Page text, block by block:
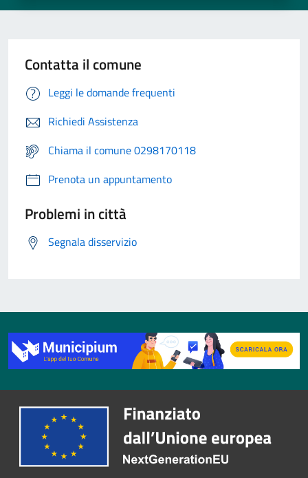
Contatta il comune
Leggi le domande frequenti
Richiedi Assistenza
Chiama il comune 0298170118
Prenota un appuntamento
Problemi in città
Segnala disservizio